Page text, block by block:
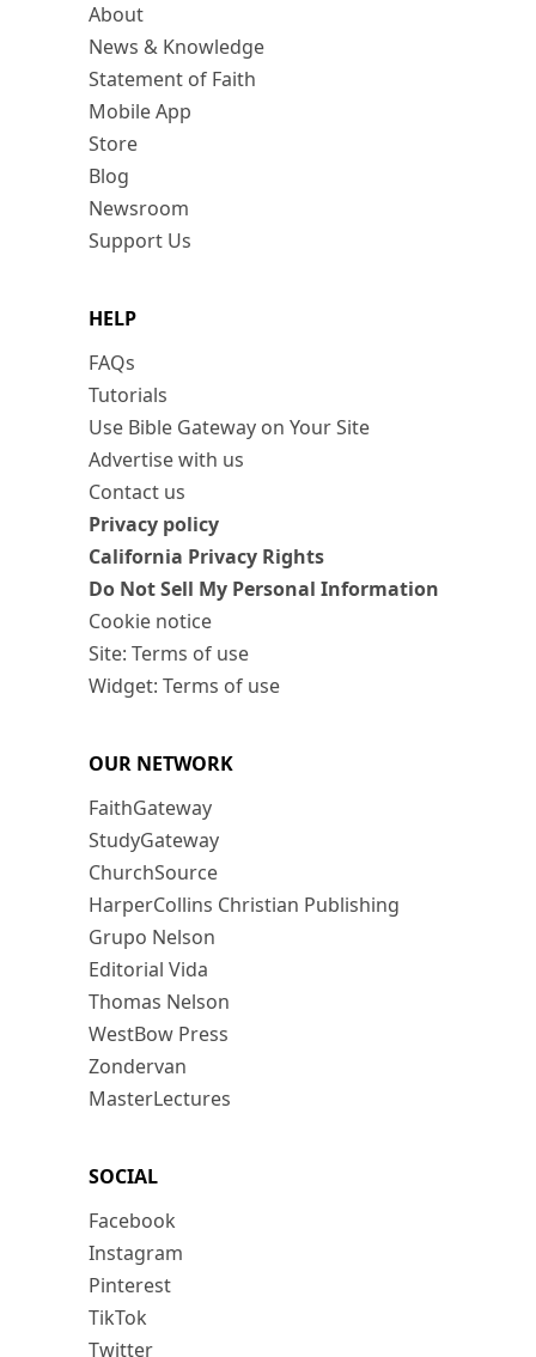
About
News & Knowledge
Statement of Faith
Mobile App
Store
Blog
Newsroom
Support Us
HELP
FAQs
Tutorials
Use Bible Gateway on Your Site
Advertise with us
Contact us
Privacy policy
California Privacy Rights
Do Not Sell My Personal Information
Cookie notice
Site: Terms of use
Widget: Terms of use
OUR NETWORK
FaithGateway
StudyGateway
ChurchSource
HarperCollins Christian Publishing
Grupo Nelson
Editorial Vida
Thomas Nelson
WestBow Press
Zondervan
MasterLectures
SOCIAL
Facebook
Instagram
Pinterest
TikTok
Twitter